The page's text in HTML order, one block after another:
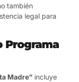
también
legal para
Programa
Madre” incluye